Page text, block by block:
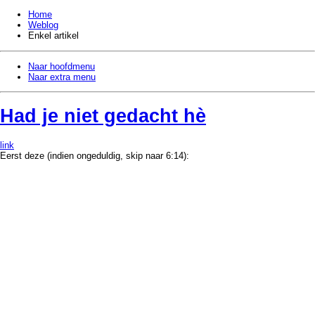
Home
Weblog
Enkel artikel
Naar hoofdmenu
Naar extra menu
Had je niet gedacht hè
link
Eerst deze (indien ongeduldig, skip naar 6:14):